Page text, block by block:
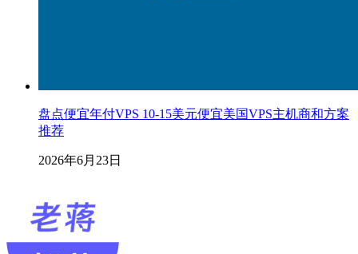
盘点便宜年付VPS 10-15美元便宜美国VPS主机商和方案
推荐
2026年6月23日